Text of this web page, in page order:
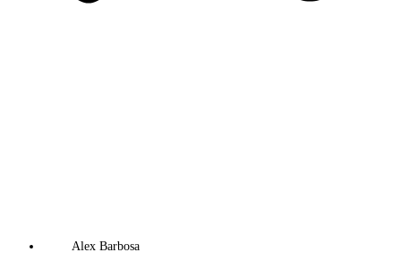
Alex Barbosa